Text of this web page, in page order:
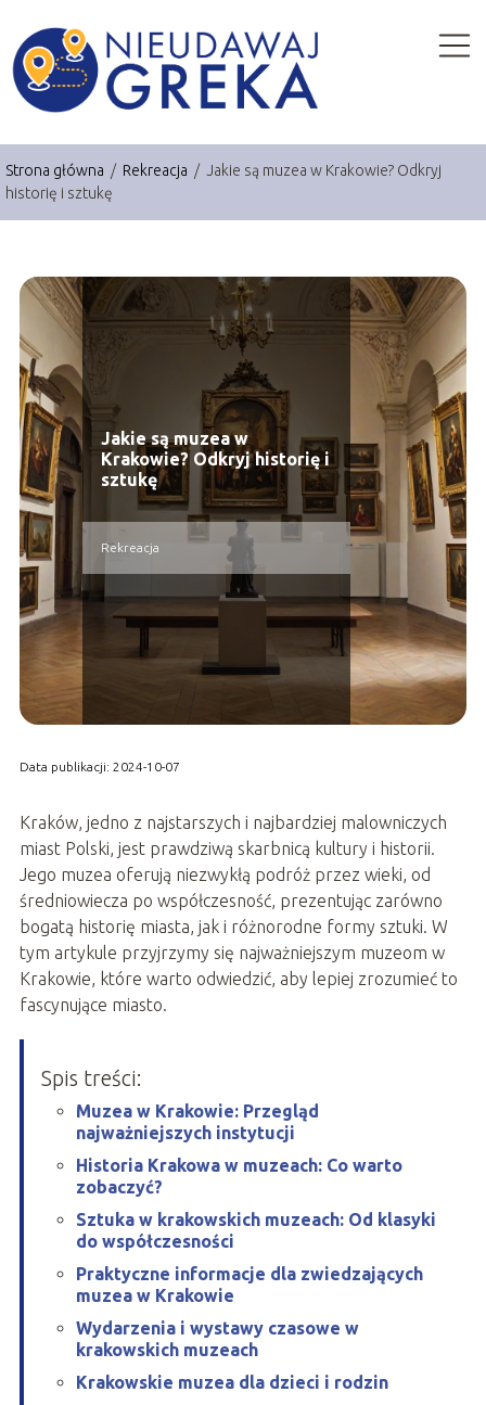
Strona główna / Rekreacja / Jakie są muzea w Krakowie? Odkryj
historię i sztukę
Jakie są muzea w
Krakowie? Odkryj historię i
sztukę
Rekreacja
Data publikacji: 2024-10-07
Kraków, jedno z najstarszych i najbardziej malowniczych
miast Polski, jest prawdziwą skarbnicą kultury i historii.
Jego muzea oferują niezwykłą podróż przez wieki, od
średniowiecza po współczesność, prezentując zarówno
bogatą historię miasta, jak i różnorodne formy sztuki. W
tym artykule przyjrzymy się najważniejszym muzeom w
Krakowie, które warto odwiedzić, aby lepiej zrozumieć to
fascynujące miasto.
Spis treści:
Muzea w Krakowie: Przegląd
najważniejszych instytucji
Historia Krakowa w muzeach: Co warto
zobaczyć?
Sztuka w krakowskich muzeach: Od klasyki
do współczesności
Praktyczne informacje dla zwiedzających
muzea w Krakowie
Wydarzenia i wystawy czasowe w
krakowskich muzeach
Krakowskie muzea dla dzieci i rodzin